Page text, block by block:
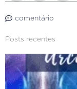
comentário
Posts recentes